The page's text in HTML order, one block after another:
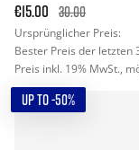
€15.00 30.00
Ursprünglicher Preis:
Bester Preis der letzten
Preis inkl. 19% MwSt.,
UP TO -50%